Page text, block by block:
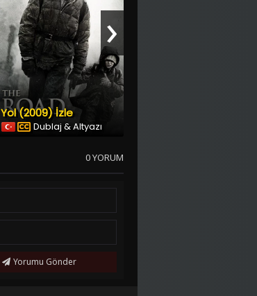
Yol (2009) İzle
Dublaj & Altyazı
›
0 YORUM
Yorumu Gönder